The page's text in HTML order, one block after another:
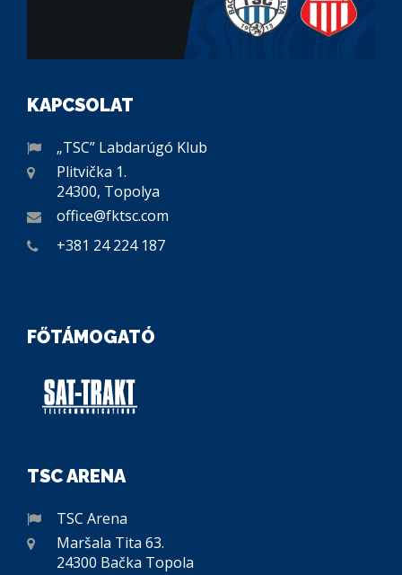
KAPCSOLAT
„TSC” Labdarúgó Klub
Plitvička 1.
24300, Topolya
office@fktsc.com
+381 24 224 187
FŐTÁMOGATÓ
TSC ARENA
TSC Arena
Maršala Tita 63.
24300 Bačka Topola